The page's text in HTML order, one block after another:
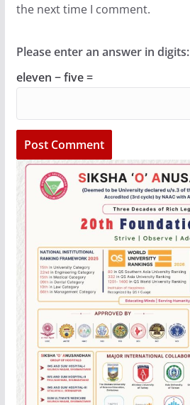
the next time I comment.
Please enter an answer in digits:
eleven − five =